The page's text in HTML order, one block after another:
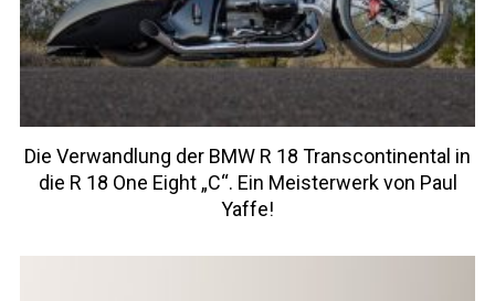
Die Verwandlung der BMW R 18 Transcontinental in
die R 18 One Eight „C“. Ein Meisterwerk von Paul
Yaffe!